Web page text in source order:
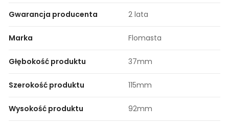
Gwarancja producenta 2 lata
Marka Flomasta
Głębokość produktu 37mm
Szerokość produktu 115mm
Wysokość produktu 92mm